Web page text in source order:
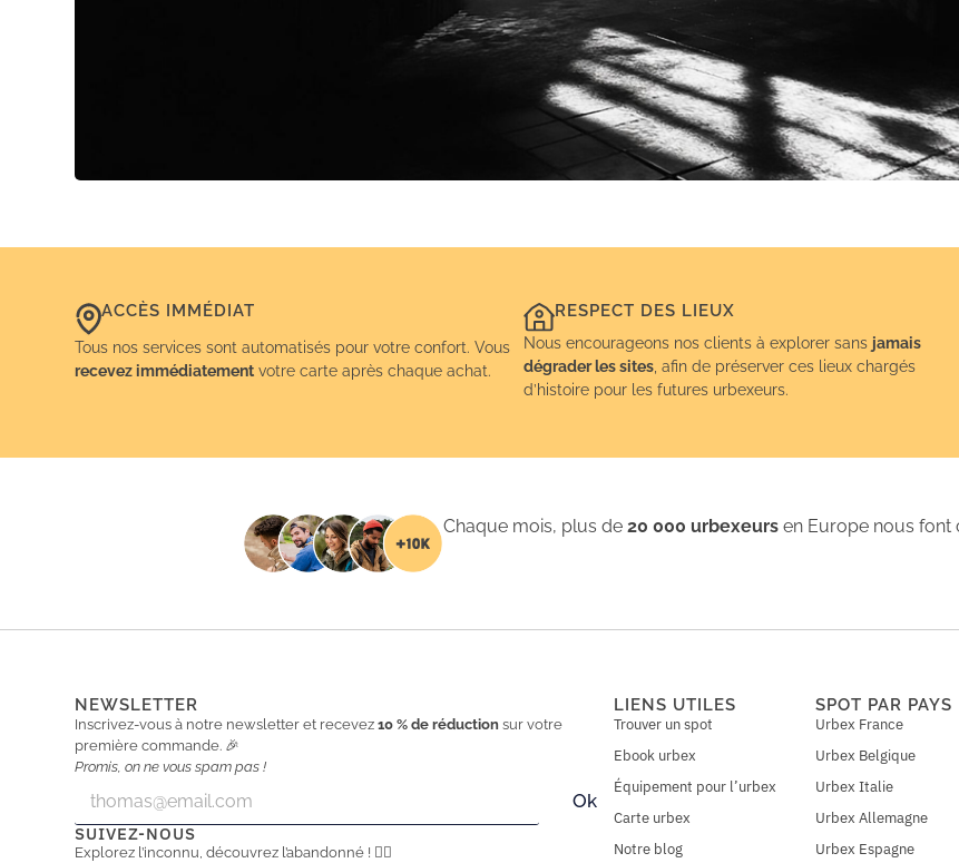
ACCÈS IMMÉDIAT
Tous nos services sont automatisés pour votre confort. Vous
recevez immédiatement votre carte après chaque achat.
RESPECT DES LIEUX
Nous encourageons nos clients à explorer sans jamais
dégrader les sites , afin de préserver ces lieux chargés
d’histoire pour les futures urbexeurs.
Chaque mois, plus de20 000 urbexeurs en Europe nous font
NEWSLETTER
Inscrivez-vous à notre newsletter et recevez10 % de réduction sur votre
première commande. 🎉
Promis, on ne vous spam pas !
a
i
a
i
Ok
SUIVEZ-NOUS
Explorez l’inconnu, découvrez l’abandonné ! 🕵️‍♂️
LIENS UTILES
Trouver un spot
Ebook urbex
Équipement pour l’urbex
Carte urbex
Notre blog
SPOT PAR PAYS
Urbex France
Urbex Belgique
Urbex Italie
Urbex Allemagne
Urbex Espagne